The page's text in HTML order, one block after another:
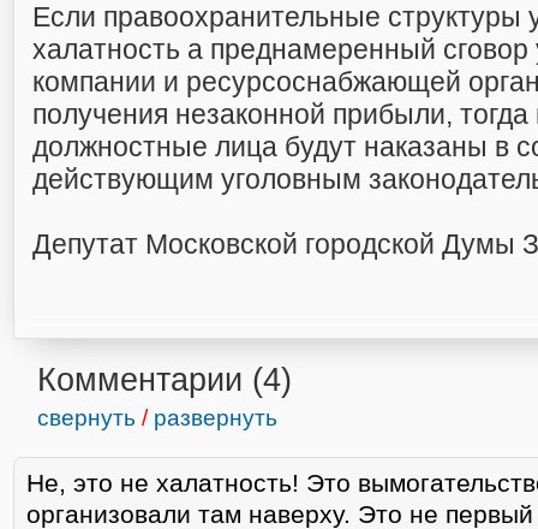
Если правоохранительные структуры
халатность а преднамеренный
компании и ресурсоснабжающей
получения незаконной прибыли,
должностные лица будут наказаны в
действующим уголовным
Депутат Московской городской Думы
Комментарии (4)
свернуть / развернуть
Не, это не халатность! Это
организовали там наверху. Это не